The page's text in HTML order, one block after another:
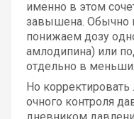
именно в этом
завышена. Обычно
понижаем дозу
амлодипина) или
отдельно в
Но
очного контроля